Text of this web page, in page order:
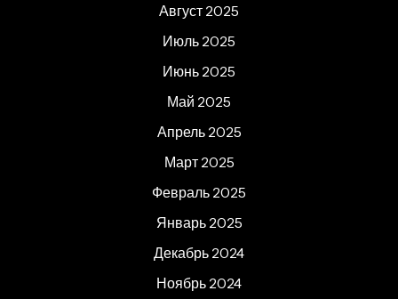
Август 2025
Июль 2025
Июнь 2025
Май 2025
Апрель 2025
Март 2025
Февраль 2025
Январь 2025
Декабрь 2024
Ноябрь 2024